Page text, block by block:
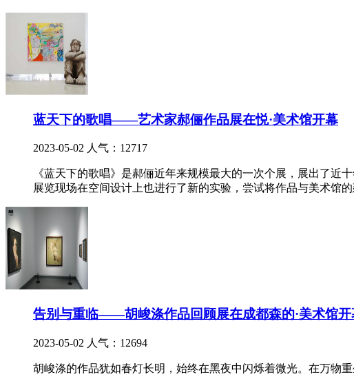
蓝天下的歌唱——艺术家郝俪作品展在悦·美术馆开幕
2023-05-02 人气：12717
《蓝天下的歌唱》是郝俪近年来规模最大的一次个展，展出了近
展览现场在空间设计上也进行了新的实验，尝试将作品与美术馆
告别与重临——胡峻涤作品回顾展在成都森的·美术馆开
2023-05-02 人气：12694
胡峻涤的作品犹如春灯长明，始终在黑夜中闪烁着微光。在万物